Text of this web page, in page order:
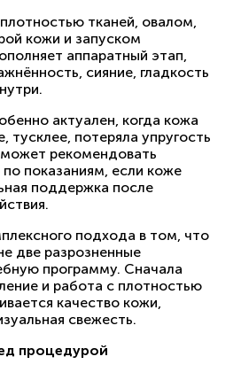
тканей, овалом,
кожи и запуском
аппаратный этап,
сияние, гладкость
актуален, когда кожа
тусклее, потеряла упругость
рекомендовать
показаниям, если коже
поддержка после
подхода в том, что
две разрозненные
программу. Сначала
и работа с плотностью
качество кожи,
свежесть.
процедурой